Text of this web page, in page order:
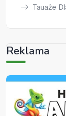
Tauaże
Reklama